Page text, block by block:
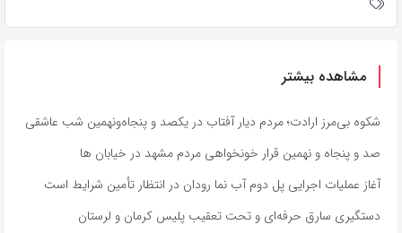
مشاهده بیشتر
شکوه بی‌مرز ارادت؛ مردم دیار آفتاب در یکصد و پنجاه‌ونهمین شب عاشقی
صد و پنجاه و نهمین قرار خونخواهی مردم مشهد در خیابان ها
آغاز عملیات اجرایی پل دوم آب نما رودان در انتظار تأمین شرایط است
دستگیری سارق حرفه‌ای و تحت تعقیب پلیس کرمان و لرستان